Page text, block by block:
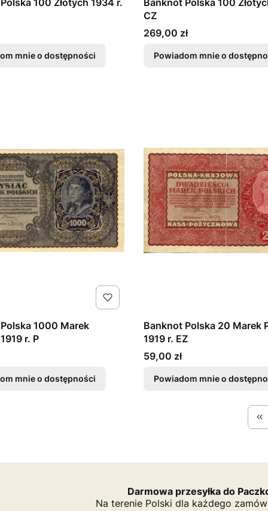
100 Złotych 1934 r.
mnie o dostępności
Banknot Polska 100
CZ
Cena
269,00 zł
Powiadom mnie o
1000 Marek
r. P
mnie o dostępności
Banknot Polska 20 Marek
1919 r. EZ
Cena
59,00 zł
Powiadom mnie o
Darmowa przesyłka do
Na terenie Polski dla każdego